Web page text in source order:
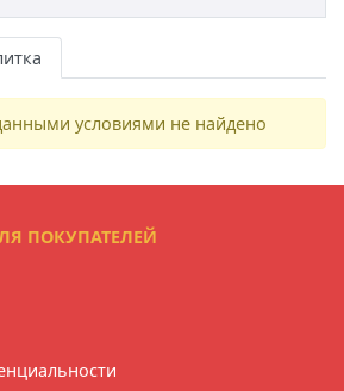
условиями не найдено
ПОКУПАТЕЛЕЙ